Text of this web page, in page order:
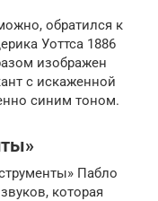
обратился к
Уоттса 1886
изображен
с искаженной
синим тоном.
Пабло
которая